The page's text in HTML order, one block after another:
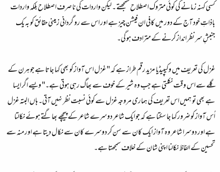
کسی کہنہ زمانے کی کوئی متروک اصطلاح سمجھتے ۔ لیکن واردات کی نا صرف اصطلاح بلکہ واردات
باذاتِ خود آج کے دور میں کافی ان فیشن چیز ہے اور اس سے رو گردانی زمینی حقائق کو بہ یک
جنبشِ سر نظر انداز کرنے کے مترادف ہو گی۔
غزل کی تعریف میں وکیپیڈیا مزید رقم طراز ہے کہ " غزل اس آواز کو بھی کہا جاتا ہے جو ہرن کے
گلے سے اس وقت نکلتی ہے جب وہ شیر کے خوف سے بھاگ رہی ہوتی ہے۔" ویسے اگر ایسا
ہے بھی تو ہمیں اس تعریف کی ہماری مروجہ غزل سے کوئی نسبت نظر نہیں آتی۔ ہاں البتہ غزل
اُس آواز کو ضرور کہا جا سکتا ہے کہ جو ایک شاعر دوسرے شاعر کے پیچھے بھاگتے ہوئے نکالتا
ہے اور دوسرا شاعر وہ آواز ایک کان سے سن کر دوسرے کان سے نکال دیتا ہے اور منہ سے
تحسین کے الفاظ نکالنا اپنی شان کے خلاف سمجھتا ہے۔